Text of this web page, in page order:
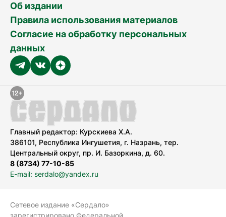
Об издании
Правила использования материалов
Согласие на обработку персональных
данных
Главный редактор: Курскиева Х.А.
386101, Республика Ингушетия, г. Назрань, тер.
Центральный округ, пр. И. Базоркина, д. 60.
8 (8734) 77-10-85
E-mail: serdalo@yandex.ru
Сетевое издание «Сердало»
зарегистрировано Федеральной